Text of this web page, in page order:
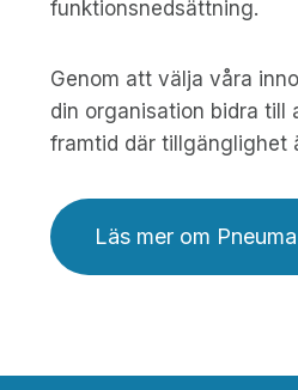
funktionsnedsättning.
Genom att välja våra
din organisation bidra till
framtid där tillgänglighet
Läs mer om